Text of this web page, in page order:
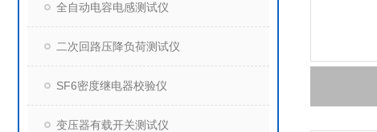
全自动电容电感测试仪
二次回路压降负荷测试仪
SF6密度继电器校验仪
变压器有载开关测试仪